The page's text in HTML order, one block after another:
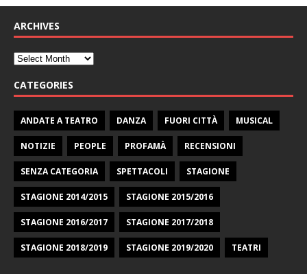
ARCHIVES
CATEGORIES
ANDATE A TEATRO DANZA FUORI CITTÀ MUSICAL
NOTIZIE PEOPLE PROFAMÀ RECENSIONI
SENZA CATEGORIA SPETTACOLI STAGIONE
STAGIONE 2014/2015 STAGIONE 2015/2016
STAGIONE 2016/2017 STAGIONE 2017/2018
STAGIONE 2018/2019 STAGIONE 2019/2020 TEATRI